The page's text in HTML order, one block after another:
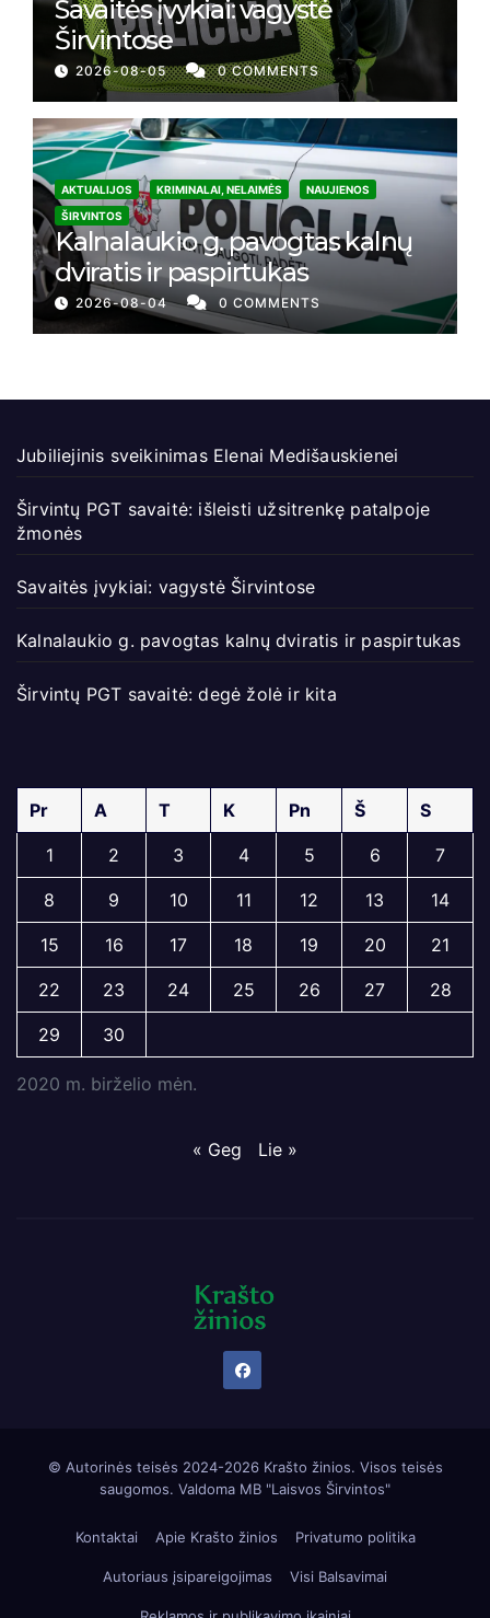
Savaitės įvykiai: vagystė
Širvintose
2026-08-05 0 COMMENTS
AKTUALIJOS KRIMINALAI, NELAIMĖS
NAUJIENOS
ŠIRVINTOS
Kalnalaukio g. pavogtas kalnų
dviratis ir paspirtukas
2026-08-04 0 COMMENTS
Jubiliejinis sveikinimas Elenai Medišauskienei
Širvintų PGT savaitė: išleisti užsitrenkę patalpoje
žmonės
Savaitės įvykiai: vagystė Širvintose
Kalnalaukio g. pavogtas kalnų dviratis ir paspirtukas
Širvintų PGT savaitė: degė žolė ir kita
2020 m. birželio mėn.
Pr A T K Pn Š S
1 2 3 4 5 6 7
8 9 10 11 12 13 14
15 16 17 18 19 20 21
22 23 24 25 26 27 28
29 30
« Geg Lie »
© Autorinės teisės 2024-2026 Krašto žinios. Visos teisės
saugomos. Valdoma MB "Laisvos Širvintos"
Kontaktai Apie Krašto žinios Privatumo politika
Autoriaus įsipareigojimas Visi Balsavimai